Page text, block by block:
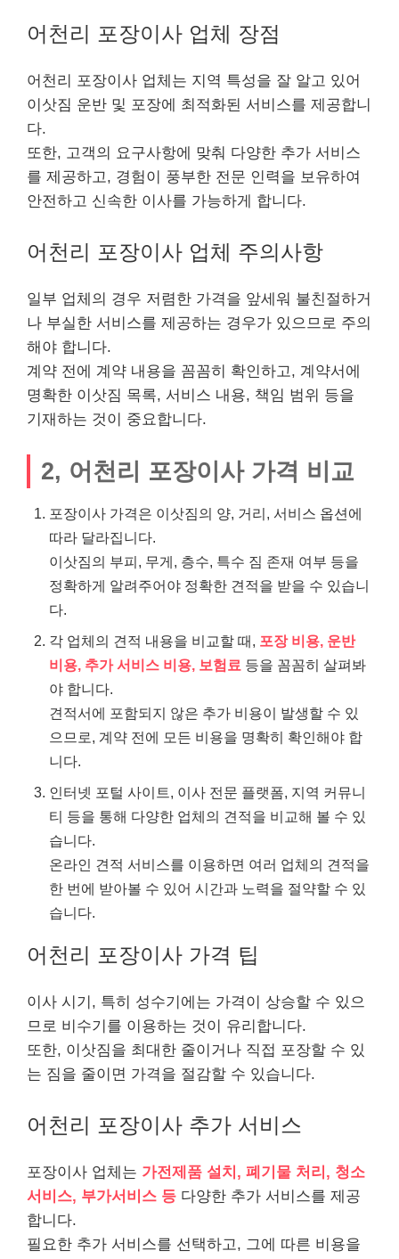
어천리 포장이사 업체 장점
어천리 포장이사 업체는 지역 특성을 잘 알고 있어
이삿짐 운반 및 포장에 최적화된 서비스를 제공합니
다.
또한, 고객의 요구사항에 맞춰 다양한 추가 서비스
를 제공하고, 경험이 풍부한 전문 인력을 보유하여
안전하고 신속한 이사를 가능하게 합니다.
어천리 포장이사 업체 주의사항
일부 업체의 경우 저렴한 가격을 앞세워 불친절하거
나 부실한 서비스를 제공하는 경우가 있으므로 주의
해야 합니다.
계약 전에 계약 내용을 꼼꼼히 확인하고, 계약서에
명확한 이삿짐 목록, 서비스 내용, 책임 범위 등을
기재하는 것이 중요합니다.
2, 어천리 포장이사 가격 비교
포장이사 가격은 이삿짐의 양, 거리, 서비스 옵션에
따라 달라집니다.
이삿짐의 부피, 무게, 층수, 특수 짐 존재 여부 등을
정확하게 알려주어야 정확한 견적을 받을 수 있습니
다.
각 업체의 견적 내용을 비교할 때, 포장 비용, 운반
비용, 추가 서비스 비용, 보험료 등을 꼼꼼히 살펴봐
야 합니다.
견적서에 포함되지 않은 추가 비용이 발생할 수 있
으므로, 계약 전에 모든 비용을 명확히 확인해야 합
니다.
인터넷 포털 사이트, 이사 전문 플랫폼, 지역 커뮤니
티 등을 통해 다양한 업체의 견적을 비교해 볼 수 있
습니다.
온라인 견적 서비스를 이용하면 여러 업체의 견적을
한 번에 받아볼 수 있어 시간과 노력을 절약할 수 있
습니다.
어천리 포장이사 가격 팁
이사 시기, 특히 성수기에는 가격이 상승할 수 있으
므로 비수기를 이용하는 것이 유리합니다.
또한, 이삿짐을 최대한 줄이거나 직접 포장할 수 있
는 짐을 줄이면 가격을 절감할 수 있습니다.
어천리 포장이사 추가 서비스
포장이사 업체는 가전제품 설치, 폐기물 처리, 청소
서비스, 부가서비스 등 다양한 추가 서비스를 제공
합니다.
필요한 추가 서비스를 선택하고, 그에 따른 비용을